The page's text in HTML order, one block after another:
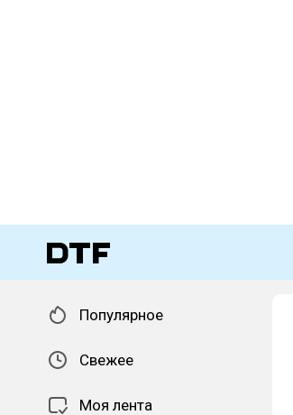
Популярное
Свежее
Моя лента